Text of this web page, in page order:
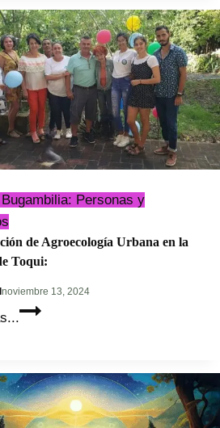
el
futuro
costero
Personas y
de Agroecología Urbana en la
Toqui:
noviembre 13, 2024
Capacitación
Urbana
en
la